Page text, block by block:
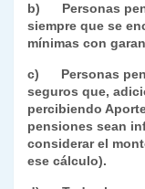
b) Personas
siempre que se
mínimas con
c) Personas
seguros que,
percibiendo
pensiones sean
considerar el
ese cálculo).